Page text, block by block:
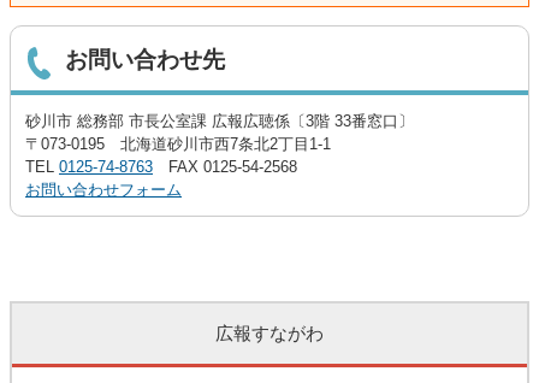
お問い合わせ先
砂川市 総務部 市長公室課 広報広聴係〔3階 33番窓口〕
〒073-0195 北海道砂川市西7条北2丁目1-1
TEL 0125-74-8763 FAX 0125-54-2568
お問い合わせフォーム
広報すながわ